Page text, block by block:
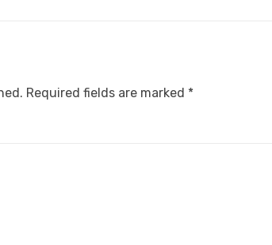
Required fields are marked *